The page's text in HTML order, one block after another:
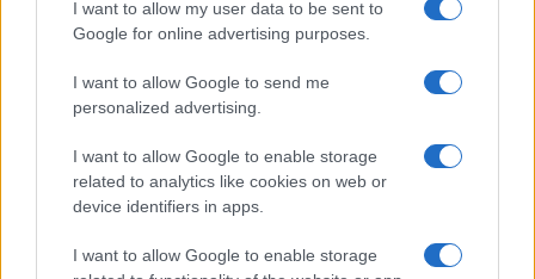
I want to allow my user data to be sent to
Google for online advertising purposes.
I want to allow Google to send me
personalized advertising.
I want to allow Google to enable storage
related to analytics like cookies on web or
device identifiers in apps.
I want to allow Google to enable storage
del piatto senza complicarne la realizzazione.
Cottura in forno e consigli pratici
Proseguendo nella preparazione, i bastoncini vanno
disposti su una teglia rivestita con carta forno
senza sovrapposizioni. Lo spazio tra i pezzi